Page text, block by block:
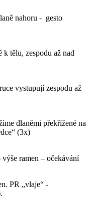
nahoru - gesto
k tělu, zespodu až nad
vystupují zespodu až
dlaněmi překřížené na
(3x)
ramen – očekávání
PR „vlaje“ -